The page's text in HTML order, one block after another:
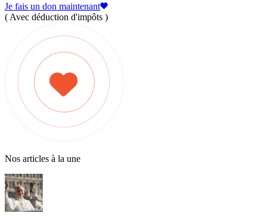
Je fais un don maintenant
( Avec déduction d'impôts )
Nos articles à la une